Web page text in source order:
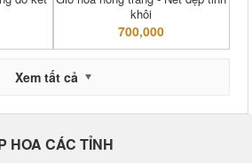
khôi
700,000
Xem tất cả
HOA CÁC TỈNH